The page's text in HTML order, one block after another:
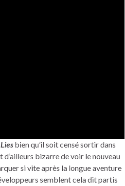
bien qu’il soit censé sortir dans
d’ailleurs bizarre de voir le nouveau
si vite après la longue aventure
semblent cela dit partis